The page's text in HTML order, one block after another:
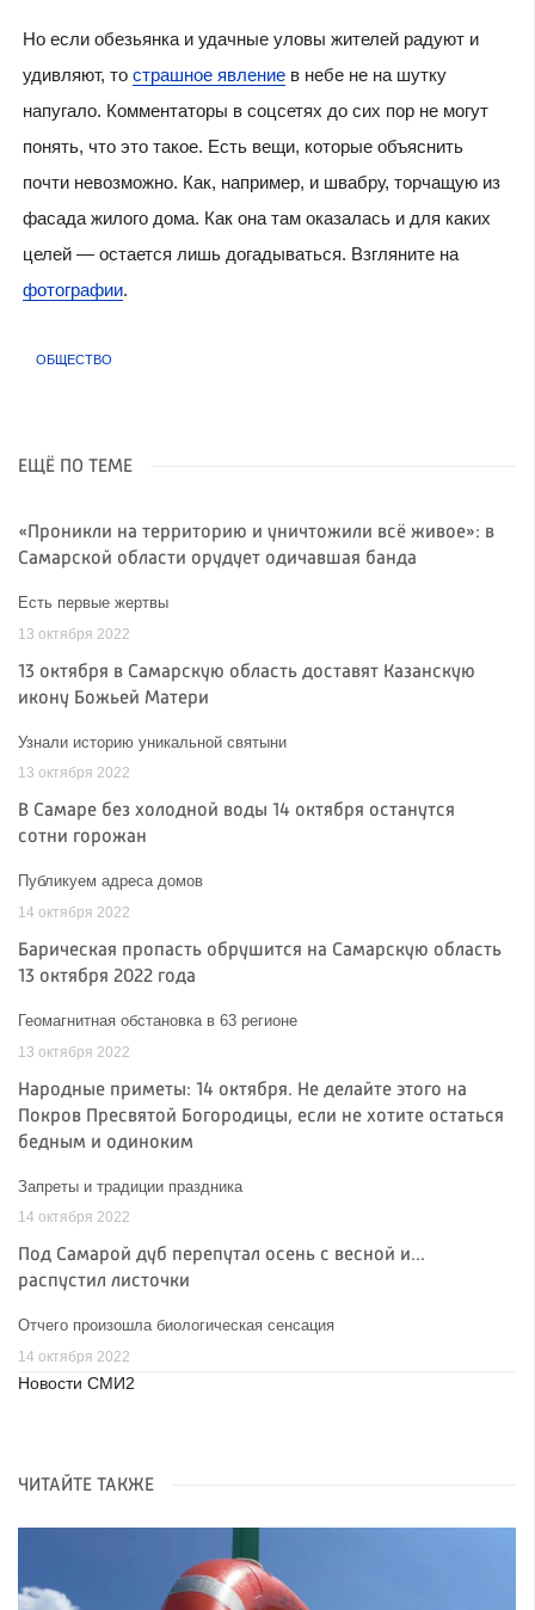
Но если обезьянка и удачные уловы жителей радуют и
удивляют, то страшное явлениев небе не на шутку
напугало. Комментаторы в соцсетях до сих пор не могут
понять, что это такое. Есть вещи, которые объяснить
почти невозможно. Как, например, и швабру, торчащую из
фасада жилого дома. Как она там оказалась и для каких
целей — остается лишь догадываться. Взгляните на
фотографии.
ОБЩЕСТВО
ЕЩЁ ПО ТЕМЕ
«Проникли на территорию и уничтожили всё живое»: в
Самарской области орудует одичавшая банда
Есть первые жертвы
13 октября 2022
13 октября в Самарскую область доставят Казанскую
икону Божьей Матери
Узнали историю уникальной святыни
13 октября 2022
В Самаре без холодной воды 14 октября останутся
сотни горожан
Публикуем адреса домов
14 октября 2022
Барическая пропасть обрушится на Самарскую область
13 октября 2022 года
Геомагнитная обстановка в 63 регионе
13 октября 2022
Народные приметы: 14 октября. Не делайте этого на
Покров Пресвятой Богородицы, если не хотите остаться
бедным и одиноким
Запреты и традиции праздника
14 октября 2022
Под Самарой дуб перепутал осень с весной и...
распустил листочки
Отчего произошла биологическая сенсация
14 октября 2022
Новости СМИ2
ЧИТАЙТЕ ТАКЖЕ